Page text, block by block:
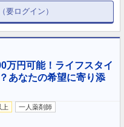
要ログイン）
円可能！ライフスタイ
あなたの希望に寄り添
上
一人薬剤師